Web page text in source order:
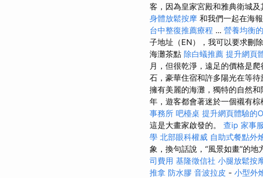
客，因為皇家宮殿和雅典衛城
身體放鬆按摩 和我們一起在海
台中整復推薦療程 ... 營養均衡
子地址（EN），我可以要求刪
海灘茶點 除白蟻推薦 提升網頁
月，但很乾淨，遠足的價格是
石，豪華住宿和許多陽光在等待
擁有美麗的海灘，獨特的自然和
年，遊客都會著迷於一個襯有
事務所 吧檯桌 提升網頁體驗的
這是大畫家啟發的。 查ip 家事
學 北部眼科權威 自助式餐點外
象，換句話說，“風景如畫”的
司費用 基隆徵信社 小腿放鬆按
推拿 防水膠 音波拉皮 - 小型外